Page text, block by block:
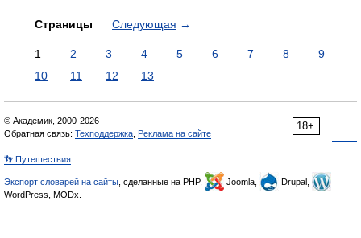
Страницы Следующая →
1 2 3 4 5 6 7 8
9
10
11 12 13
18+
© Академик, 2000-2026
Обратная связь: Техподдержка Реклама на сайте
👣 Путешествия
Экспорт словарей на сайты , сделанные на PHP, Joomla,
Drupal,
WordPress, MODx.